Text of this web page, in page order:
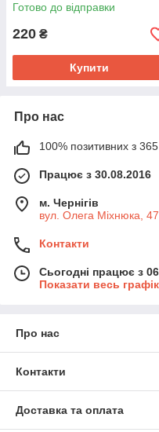
Готово до відправки
220 ₴
Купити
Про нас
100% позитивних з 365
Працює з 30.08.2016
м. Чернігів
вул. Олега Міхнюка,
Контакти
Сьогодні працює з
Показати весь
Про нас
Контакти
Доставка та оплата